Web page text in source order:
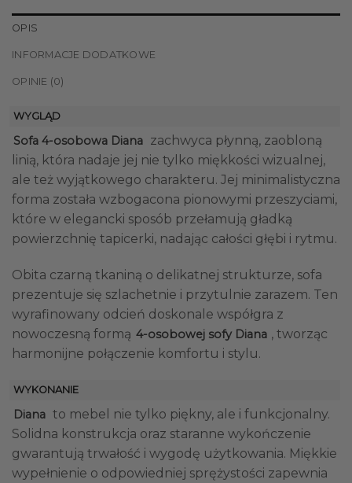
OPIS
INFORMACJE DODATKOWE
OPINIE (0)
WYGLĄD
Sofa 4-osobowa Diana zachwyca płynną, zaobloną
linią, która nadaje jej nie tylko miękkości wizualnej,
ale też wyjątkowego charakteru. Jej minimalistyczna
forma została wzbogacona pionowymi przeszyciami,
które w elegancki sposób przełamują gładką
powierzchnię tapicerki, nadając całości głębi i rytmu.
Obita czarną tkaniną o delikatnej strukturze, sofa
prezentuje się szlachetnie i przytulnie zarazem. Ten
wyrafinowany odcień doskonale współgra z
nowoczesną formą 4-osobowej sofy Diana , tworząc
harmonijne połączenie komfortu i stylu.
WYKONANIE
Diana to mebel nie tylko piękny, ale i funkcjonalny.
Solidna konstrukcja oraz staranne wykończenie
gwarantują trwałość i wygodę użytkowania. Miękkie
wypełnienie o odpowiedniej sprężystości zapewnia